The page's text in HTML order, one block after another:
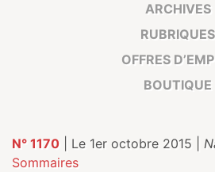
ARCHIVES
RUBRIQUES
OFFRES
BOUTIQUE
N° 1170 | Le 1er octobre 2015 |
Sommaires